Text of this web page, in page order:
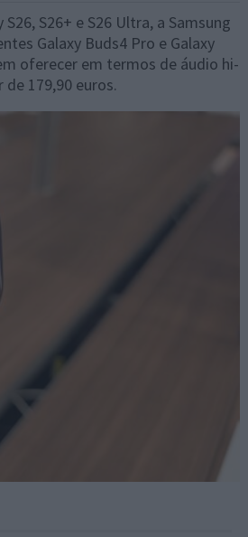
S26+ e S26 Ultra, a Samsung
Galaxy Buds4 Pro e Galaxy
oferecer em termos de áudio hi-
179,90 euros.